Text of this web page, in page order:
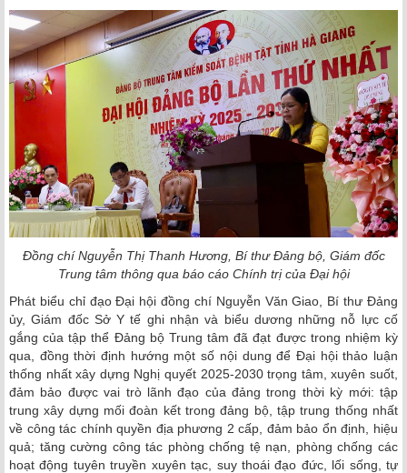
Đồng chí Nguyễn Thị Thanh Hương, Bí thư Đảng bộ, Giám đốc
Trung tâm thông qua báo cáo Chính trị của Đại hội
Phát biểu chỉ đạo Đại hội đồng chí Nguyễn Văn Giao, Bí thư Đảng
ủy, Giám đốc Sở Y tế ghi nhận và biểu dương những nỗ lực cố
gắng của tập thể Đảng bộ Trung tâm đã đạt được trong nhiệm kỳ
qua, đồng thời định hướng một số nội dung để Đại hội thảo luận
thống nhất xây dựng Nghị quyết 2025-2030 trọng tâm, xuyên suốt,
đảm bảo được vai trò lãnh đạo của đảng trong thời kỳ mới: tập
trung xây dựng mối đoàn kết trong đảng bộ, tập trung thống nhất
về công tác chính quyền địa phương 2 cấp, đảm bảo ổn định, hiệu
quả; tăng cường công tác phòng chống tệ nạn, phòng chống các
hoạt động tuyên truyền xuyên tạc, suy thoái đạo đức, lối sống, tự